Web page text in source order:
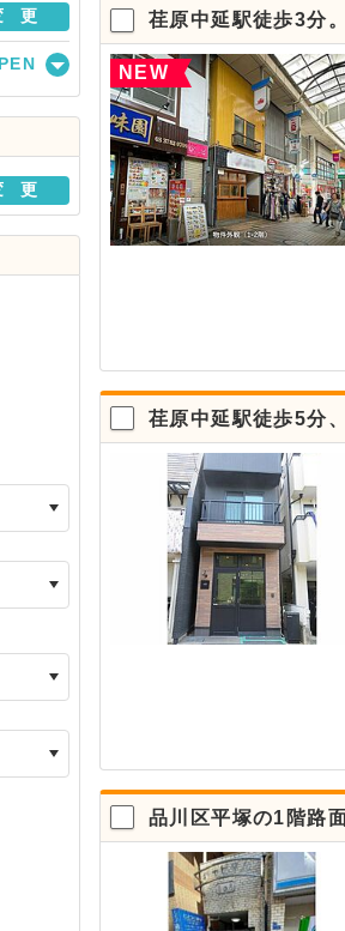
更
探す
更
荏原中延駅徒歩3分
NEW
荏原中延駅徒歩5分
品川区平塚の1階路